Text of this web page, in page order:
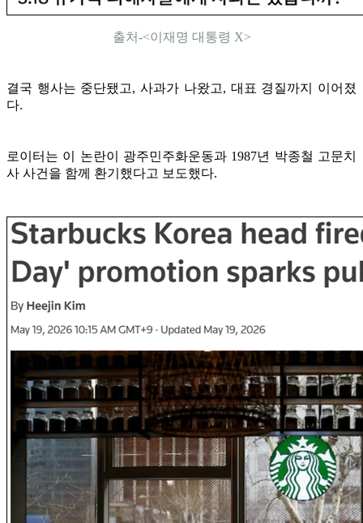
출처-<이재명 대통령 X>
결국 행사는 중단됐고, 사과가 나왔고, 대표 경질까지 이어졌
다.
로이터는 이 논란이 광주민주화운동과 1987년 박종철 고문치
사 사건을 함께 환기했다고 보도했다.